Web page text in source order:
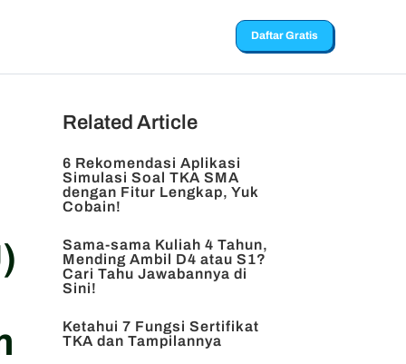
Daftar Gratis
Related Article
6 Rekomendasi Aplikasi
Simulasi Soal TKA SMA
dengan Fitur Lengkap, Yuk
Cobain!
Sama-sama Kuliah 4 Tahun,
Mending Ambil D4 atau S1?
Cari Tahu Jawabannya di
Sini!
Ketahui 7 Fungsi Sertifikat
TKA dan Tampilannya